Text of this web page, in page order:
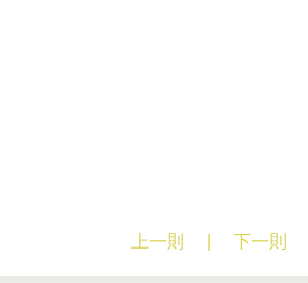
上一則 下一則